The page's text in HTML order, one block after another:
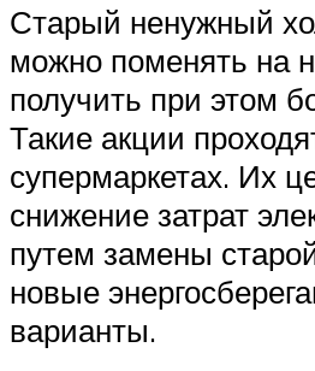
Старый ненужный
можно поменять на
получить при этом
Такие акции
супермаркетах. Их
снижение затрат
путем замены
новые
варианты.